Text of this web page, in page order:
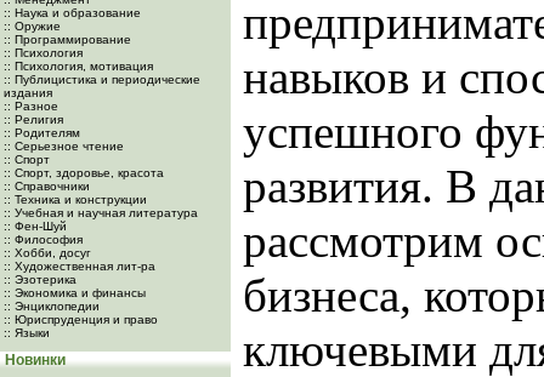
:: Наука и образование
:: Оружие
:: Программирование
:: Психология
:: Психология, мотивация
:: Публицистика и периодические
издания
:: Разное
:: Религия
:: Родителям
:: Серьезное чтение
:: Спорт
:: Спорт, здоровье, красота
:: Справочники
:: Техника и конструкции
:: Учебная и научная литература
:: Фен-Шуй
:: Философия
:: Хобби, досуг
:: Художественная лит-ра
:: Эзотерика
:: Экономика и финансы
:: Энциклопедии
:: Юриспруденция и право
:: Языки
Новинки
навыков и
успешного
развития. В
рассмотрим
бизнеса,
ключевыми